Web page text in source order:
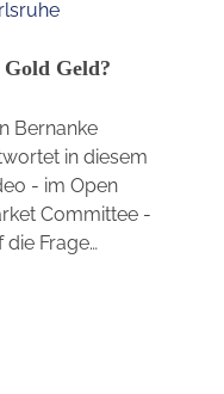
Geld?
Bernanke
in diesem
- im Open
Committee -
die Frage…